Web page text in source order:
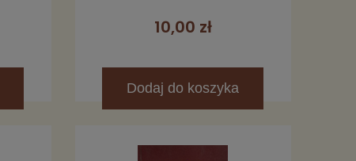
10,00 zł
Dodaj do koszyka